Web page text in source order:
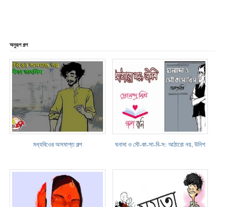
অনুরূপ গল্প
মধ্যবিওের অসমাপ্ত গল্প ঘনাদা ও মৌ-কা-সা-বি-স: আঠারো নয়, উনিশ